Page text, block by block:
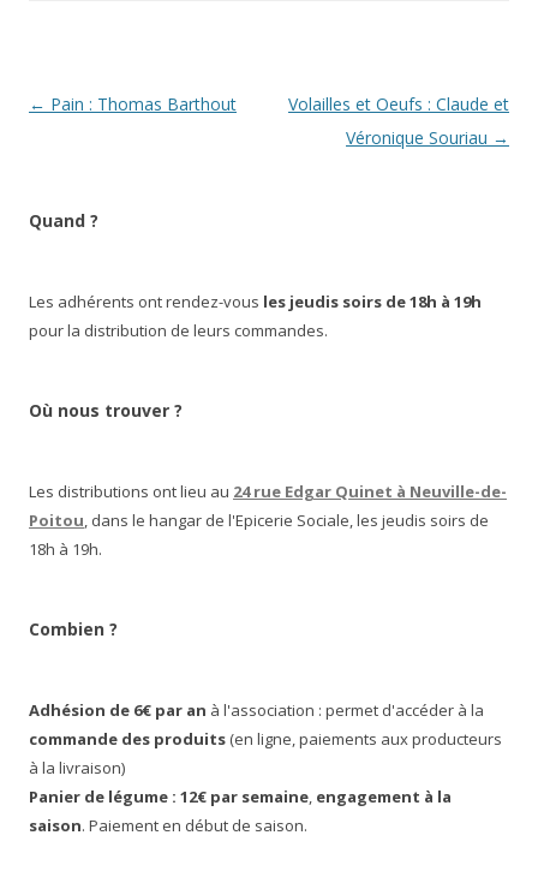
Navigation
← Pain : Thomas Barthout
Volailles et Oeufs : Claude et
Véronique Souriau →
Quand ?
Les adhérents ont rendez-vous les jeudis soirs de 18h à 19h
pour la distribution de leurs commandes.
Où nous trouver ?
Les distributions ont lieu au 24 rue Edgar Quinet à Neuville-de-
Poitou, dans le hangar de l'Epicerie Sociale, les jeudis soirs de
18h à 19h.
Combien ?
Adhésion de 6€ par an à l'association : permet d'accéder à la
commande des produits (en ligne, paiements aux producteurs
à la livraison)
Panier de légume : 12€ par semaine, engagement à la
saison. Paiement en début de saison.